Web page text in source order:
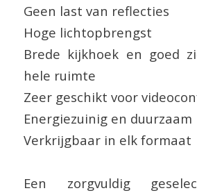
Geen last van reflecties
Hoge lichtopbrengst
Brede kijkhoek en goed
hele ruimte
Zeer geschikt voor
Energiezuinig en duurzaam
Verkrijgbaar in elk formaat
Een zorgvuldig